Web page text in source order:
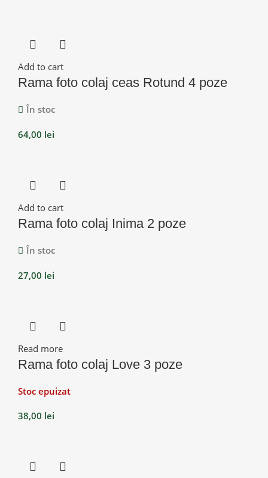
Add to cart
Rama foto colaj ceas Rotund 4 poze
În stoc
64,00 lei
Add to cart
Rama foto colaj Inima 2 poze
În stoc
27,00 lei
Read more
Rama foto colaj Love 3 poze
Stoc epuizat
38,00 lei